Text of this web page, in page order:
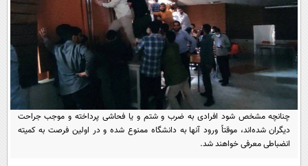
یک برش دانایی
محیط زیست
سفر و تفریح
علم و دانش
فناوری و It
علمی
اخبار کریپتو
قرآن
گوناگون
سرگرمی
باشگاه مغز
مجله تصویری سلاح
فیلم
ورزش
عصر ایران 2
خواندنی ها و دیدنی ها
آموزش زبان
چنانچه مشخص شود افرادی به ضرب و شتم و یا فحاشی پرداخته و موجب جراحت
دیگران شده‌اند، موقتاً ورود آنها به دانشگاه ممنوع شده و در اولین فرصت به کمیته
انضباطی معرفی خواهند شد.